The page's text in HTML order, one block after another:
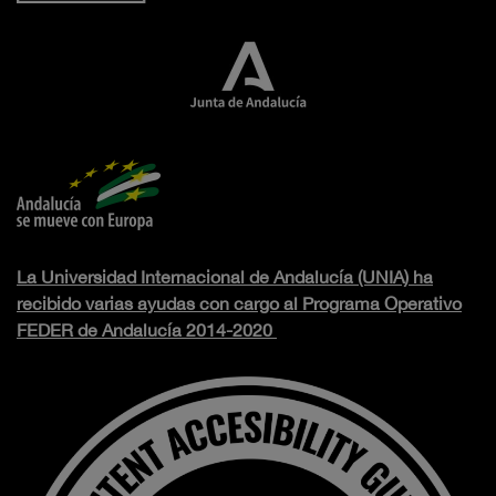
La Universidad Internacional de Andalucía (UNIA) ha
recibido varias ayudas con cargo al Programa Operativo
FEDER de Andalucía 2014-2020